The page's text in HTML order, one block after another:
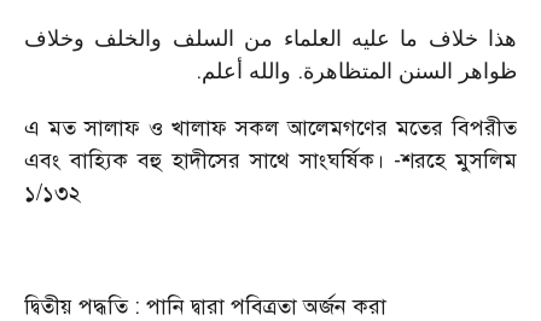
هذا خلاف ما عليه العلماء من السلف والخلف وخلاف
ظواهر السنن المتظاهرة. والله أعلم.
এ মত সালাফ ও খালাফ সকল আলেমগণের মতের বিপরীত
এবং বাহ্যিক বহু হাদীসের সাথে সাংঘর্ষিক। -শরহে মুসলিম
১/১৩২
দ্বিতীয় পদ্ধতি : পানি দ্বারা পবিত্রতা অর্জন করা